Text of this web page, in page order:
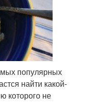
популярных
найти какой-
которого не